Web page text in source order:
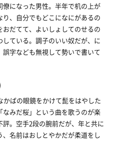
になった男性。半年で机の上が
、自分でもどこになにがあるの
だてて、よいしょしてのせるの
ている。調子のいい奴だが、に
字なども無視して勢いで書いて
ばの眼鏡をかけて髭をはやした
みだ桜」という曲を歌うのが楽
。空手2段の腕前だが、年と共に
名前はおしとやかだが柔道をし